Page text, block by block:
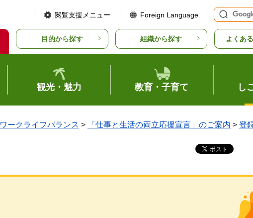
閲覧支援メニュー Foreign Language
目的から探す 組織から探す よくあ
観光・魅力 教育・子育て し
ワークライフバランス > 「仕事と生活の両立応援宣言」のご案内 > 登